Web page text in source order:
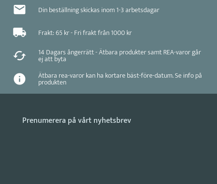
Din beställning skickas inom 1-3 arbetsdagar
Frakt: 65 kr - Fri frakt från 1000 kr
14 Dagars ångerrätt - Ätbara produkter samt REA-varor går
ej att byta
Ätbara rea-varor kan ha kortare bäst-före-datum. Se info på
produkten